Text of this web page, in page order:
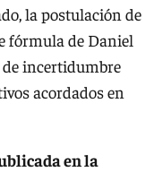
la postulación de
fórmula de Daniel
incertidumbre
acordados en
en la